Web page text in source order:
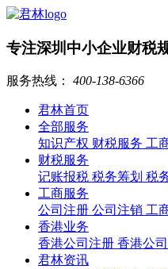
专注深圳中小企业财税
服务热线： 400-138-6366
君林首页
全部服务
知识产权 财税服务 工
财税服务
记账报税 税务筹划 税
工商服务
公司注册 公司注销 工
香港业务
香港公司注册 香港公
君林资讯